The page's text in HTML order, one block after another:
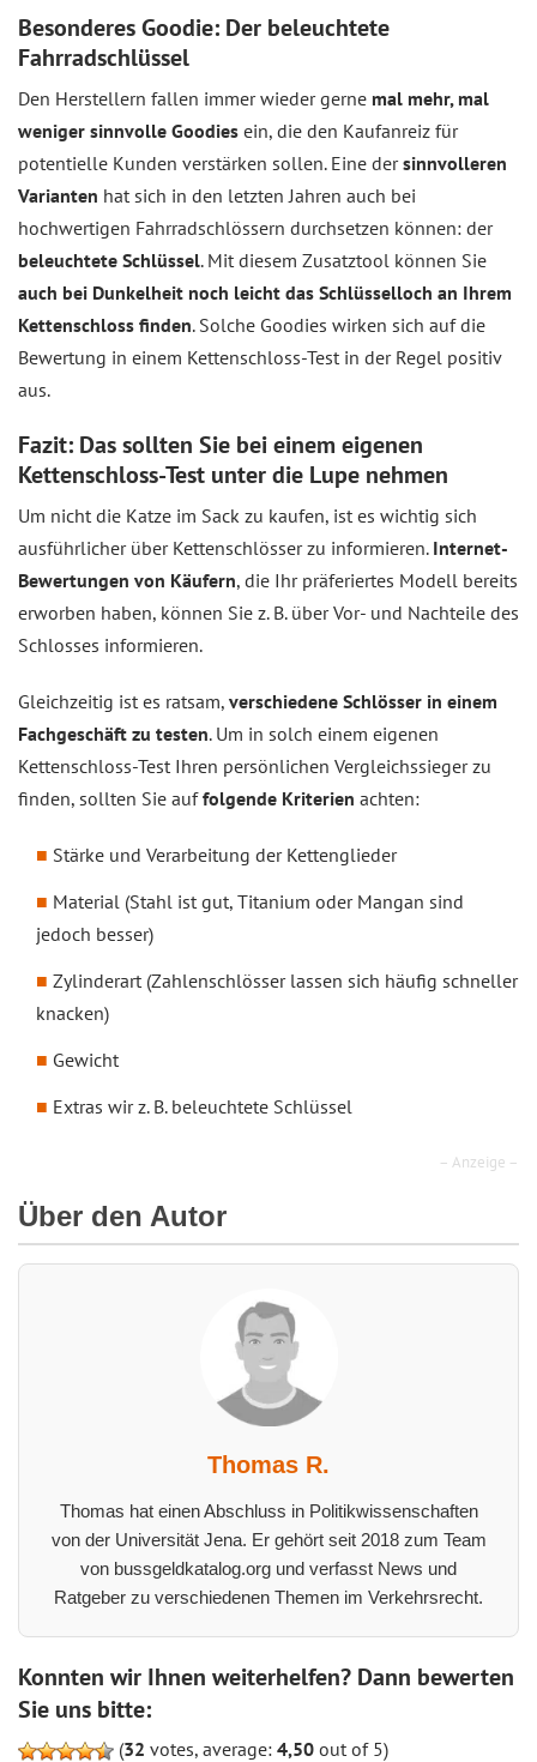
Besonderes Goodie: Der beleuchtete
Fahrradschlüssel
Den Herstellern fallen immer wieder gerne mal mehr, mal
weniger sinnvolle Goodies ein, die den Kaufanreiz für
potentielle Kunden verstärken sollen. Eine dersinnvolleren
Varianten hat sich in den letzten Jahren auch bei
hochwertigen Fahrradschlössern durchsetzen können: der
beleuchtete Schlüssel. Mit diesem Zusatztool können Sie
auch bei Dunkelheit noch leicht das Schlüsselloch an Ihrem
Kettenschloss finden. Solche Goodies wirken sich auf die
Bewertung in einem Kettenschloss-Test in der Regel positiv
aus.
Fazit: Das sollten Sie bei einem eigenen
Kettenschloss-Test unter die Lupe nehmen
Um nicht die Katze im Sack zu kaufen, ist es wichtig sich
ausführlicher über Kettenschlösser zu informieren. Internet-
Bewertungen von Käufern, die Ihr präferiertes Modell bereits
erworben haben, können Sie z. B. über Vor- und Nachteile des
Schlosses informieren.
Gleichzeitig ist es ratsam, verschiedene Schlösser in einem
Fachgeschäft zu testen. Um in solch einem eigenen
Kettenschloss-Test Ihren persönlichen Vergleichssieger zu
finden, sollten Sie auffolgende Kriterien achten:
Stärke und Verarbeitung der Kettenglieder
Material (Stahl ist gut, Titanium oder Mangan sind
jedoch besser)
Zylinderart (Zahlenschlösser lassen sich häufig schneller
knacken)
Gewicht
Extras wir z. B. beleuchtete Schlüssel
– Anzeige –
Über den Autor
Thomas R.
Thomas hat einen Abschluss in Politikwissenschaften
von der Universität Jena. Er gehört seit 2018 zum Team
von bussgeldkatalog.org und verfasst News und
Ratgeber zu verschiedenen Themen im Verkehrsrecht.
Konnten wir Ihnen weiterhelfen? Dann bewerten
Sie uns bitte:
(32 votes, average: 4,50 out of 5)